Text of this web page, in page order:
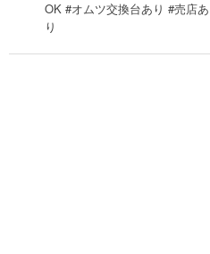
OK #オムツ交換台あり #売店
り